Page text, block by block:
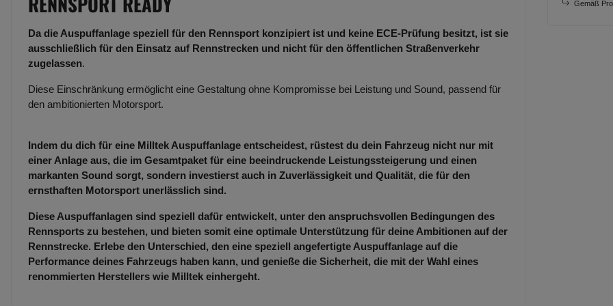
Gemäß
Da die Auspuffanlage speziell für den Rennsport konzipiert ist und keine ECE-Prüfung besitzt, ist sie
ausschließlich für den Einsatz auf Rennstrecken und nicht für den öffentlichen Straßenverkehr
zugelassen.
Diese Einschränkung ermöglicht eine Gestaltung ohne Kompromisse bei Leistung und Sound, passend für
den ambitionierten Motorsport.
Indem du dich für eine Milltek Auspuffanlage entscheidest, rüstest du dein Fahrzeug nicht nur mit
einer Anlage aus, die im Gesamtpaket für eine beeindruckende Leistungssteigerung und einen
markanten Sound sorgt, sondern investierst auch in Zuverlässigkeit und Qualität, die für den
ernsthaften Motorsport unerlässlich sind.
Diese Auspuffanlagen sind speziell dafür entwickelt, unter den anspruchsvollen Bedingungen des
Rennsports zu bestehen, und bieten somit eine optimale Unterstützung für deine Ambitionen auf der
Rennstrecke. Erlebe den Unterschied, den eine speziell angefertigte Auspuffanlage auf die
Performance deines Fahrzeugs haben kann, und genieße die Sicherheit, die mit der Wahl eines
renommierten Herstellers wie Milltek einhergeht.